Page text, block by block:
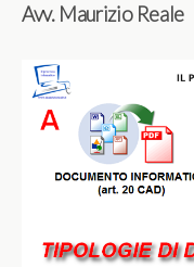
Avv. Maurizio Reale